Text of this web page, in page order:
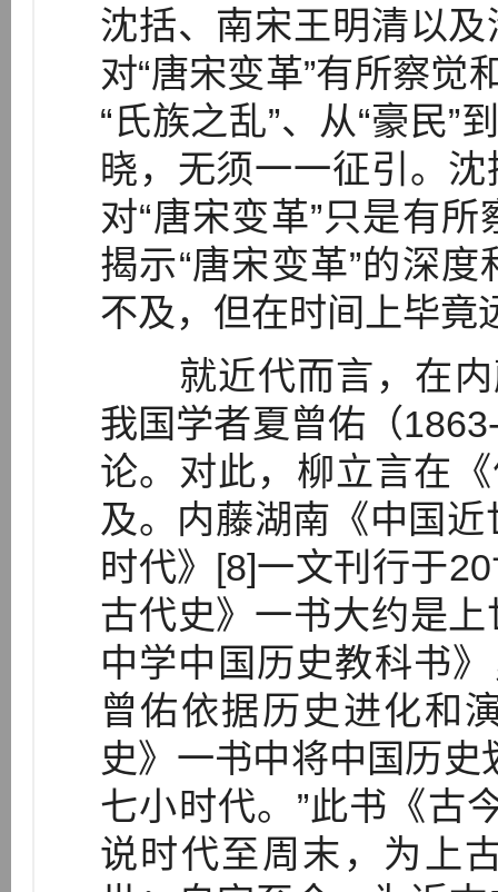
沈括、南宋王明清以
对“唐宋变革”有所察觉
“氏族之乱”、从“豪民”
晓，无须一一征引。
对“唐宋变革”只是有
揭示“唐宋变革”的深
不及，但在时间上毕竟
就近代而言，在内
我国学者夏曾佑（
论。对此，柳立言在
及。内藤湖南《中国
时代》[8]一文刊行于
古代史》一书大约是
中学中国历史教科书
曾佑依据历史进化和
史》一书中将中国历史
七小时代。”此书《古
说时代至周末，为上